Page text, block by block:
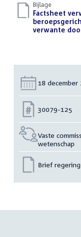
Bijlage
Download
bestand:
Factsheet
verwante
Datum:
18 december
Nummer:
30079-125
Vaste
wetenschap
Brief regering